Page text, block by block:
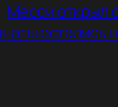
Месси открыл
остались